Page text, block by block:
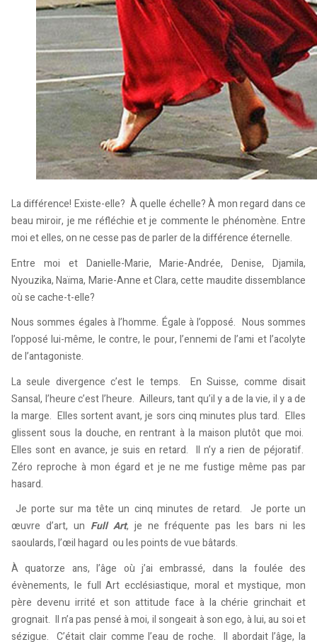
La différence! Existe-elle? À quelle échelle? À mon regard dans ce
beau miroir, je me réfléchie et je commente le phénomène. Entre
moi et elles, on ne cesse pas de parler de la différence éternelle.
Entre moi et Danielle-Marie, Marie-Andrée, Denise, Djamila,
Nyouzika, Naïma, Marie-Anne et Clara, cette maudite dissemblance
où se cache-t-elle?
Nous sommes égales à l’homme. Égale à l’opposé. Nous sommes
l’opposé lui-même, le contre, le pour, l’ennemi de l’ami et l’acolyte
de l’antagoniste.
La seule divergence c’est le temps. En Suisse, comme disait
Sansal, l’heure c’est l’heure. Ailleurs, tant qu’il y a de la vie, il y a de
la marge. Elles sortent avant, je sors cinq minutes plus tard. Elles
glissent sous la douche, en rentrant à la maison plutôt que moi.
Elles sont en avance, je suis en retard. Il n’y a rien de péjoratif.
Zéro reproche à mon égard et je ne me fustige même pas par
hasard.
Je porte sur ma tête un cinq minutes de retard. Je porte un
œuvre d’art, un Full Art, je ne fréquente pas les bars ni les
saoulards, l’œil hagard ou les points de vue bâtards.
À quatorze ans, l’âge où j’ai embrassé, dans la foulée des
évènements, le full Art ecclésiastique, moral et mystique, mon
père devenu irrité et son attitude face à la chérie grinchait et
grognait. Il n’a pas pensé à moi, il songeait à son ego, à lui, au soi et
sézigue. C’était clair comme l’eau de roche. Il abordait l’âge, la